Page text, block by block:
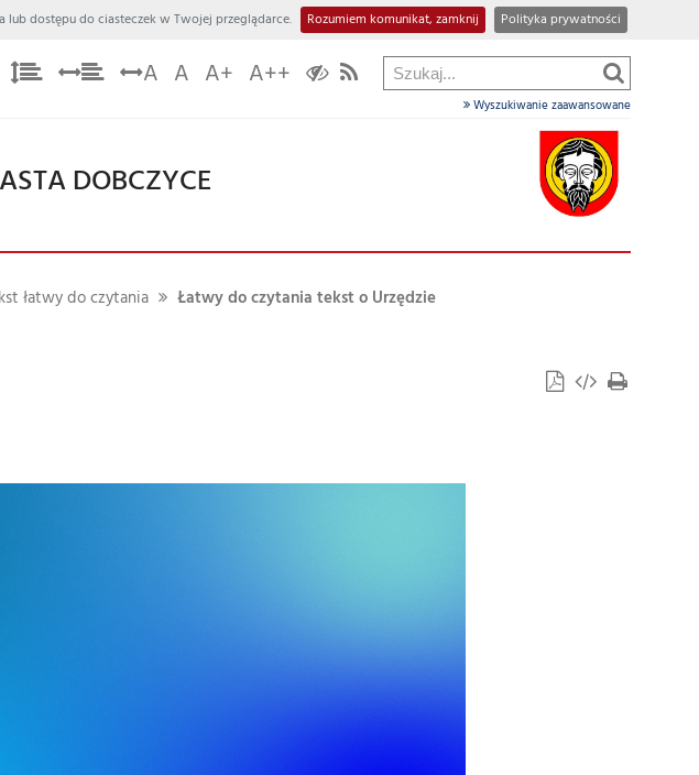
lub dostępu do ciasteczek w Twojej przeglądarce. Rozumiem komunikat, zamknij Polityka prywatności
A A A+ A++
Wyszukiwanie zaawansowane
DOBCZYCE
łatwy do czytania Łatwy do czytania tekst o Urzędzie